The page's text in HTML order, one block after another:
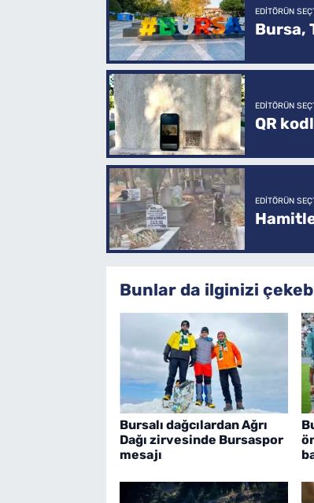
EDITÖRÜN
Bursa,
EDITÖRÜN
QR
EDITÖRÜN
Bunlar da ilginizi
Bursalı dağcılardan Ağrı
Dağı zirvesinde Bursaspor
mesajı